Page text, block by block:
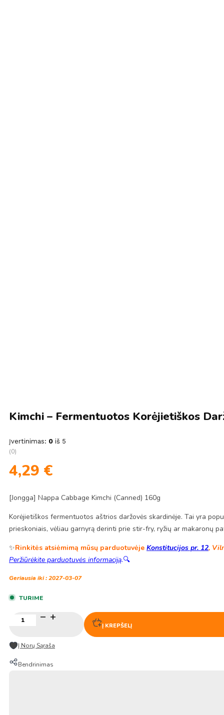
Kimchi – Fermentuotos Korėjietiškos
Įvertinimas: 0 iš 5
(0)
4,29 €
[Jongga] Nappa Cabbage Kimchi (Canned) 160g
Korėjietiškos fermentuotos aštrios daržovės skardinėje. Tai yra
prieskoniais, vėliau garnyrą derinti prie stir-fry, ryžių ar makaronų
✨Rinkitės atsiėmimą mūsų parduotuvėje Konstitucijos pr. 12,
Peržiūrėkite parduotuvės informaciją.🔍
Geriausia iki : 2027-03-07
TURIME
kiekis:
–
Fermentuotos
Korėjietiškos
Į KREPŠELĮ
Į Norų Sąraša
Bendrinimas